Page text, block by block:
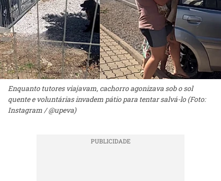
Enquanto tutores viajavam, cachorro agonizava sob o sol
quente e voluntárias invadem pátio para tentar salvá-lo (Foto:
Instagram / @upeva)